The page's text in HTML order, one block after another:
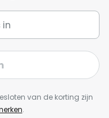
van de korting zijn
.